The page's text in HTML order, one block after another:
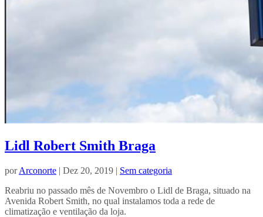
Lidl Robert Smith Braga
porArconorte | Dez 20, 2019 | Sem categoria
Reabriu no passado mês de Novembro o Lidl de Braga, situado na
Avenida Robert Smith, no qual instalamos toda a rede de
climatização e ventilação da loja.